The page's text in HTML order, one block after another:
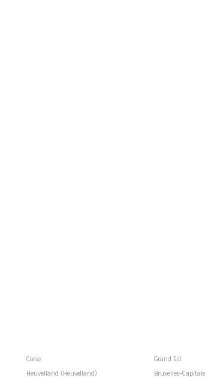
Corse Grand Est
Heuvelland (Heuvelland)
Bruxelles-Capitale